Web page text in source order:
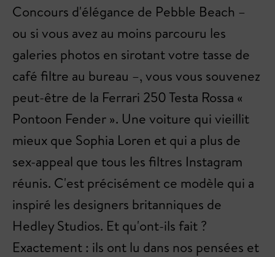
Concours d'élégance de Pebble Beach –
ou si vous avez au moins parcouru les
galeries photos en sirotant votre tasse de
café filtre au bureau –, vous vous souvenez
peut-être de la Ferrari 250 Testa Rossa «
Pontoon Fender ». Une voiture qui vieillit
mieux que Sophia Loren et qui a plus de
sex-appeal que tous les filtres Instagram
réunis. C'est précisément ce modèle qui a
inspiré les designers britanniques de
Hedley Studios. Et qu'ont-ils fait ?
Exactement : ils ont lu dans nos pensées et